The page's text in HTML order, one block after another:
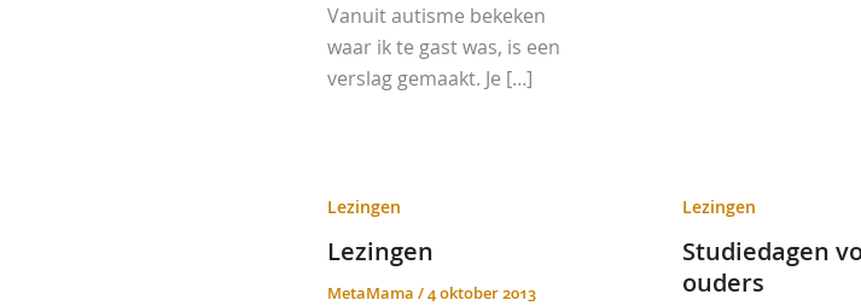
Vanuit autisme bekeken
waar ik te gast was, is een
verslag gemaakt. Je […]
Lezingen
Lezingen
MetaMama /4 oktober 2013
Lezingen
Studiedagen
ouders